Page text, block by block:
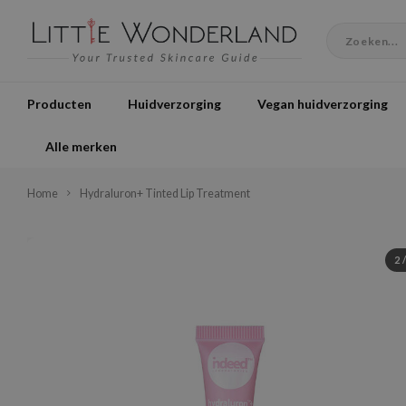
Producten Huidverzorging Vegan huidverzorging
Alle merken
Home Hydraluron+ Tinted Lip Treatment
2